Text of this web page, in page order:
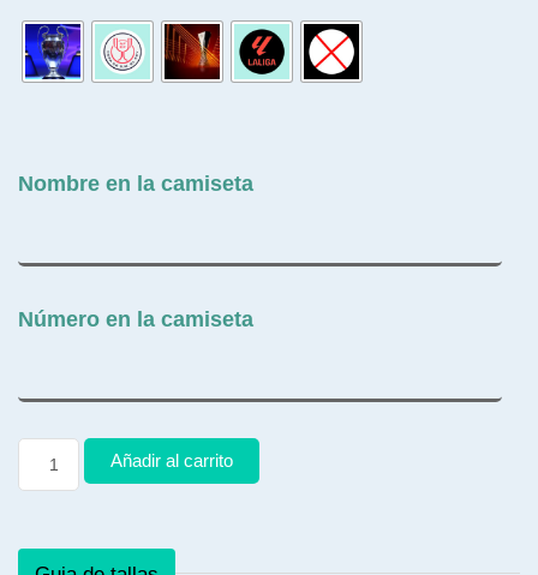
Nombre en la camiseta
Número en la camiseta
Añadir al carrito